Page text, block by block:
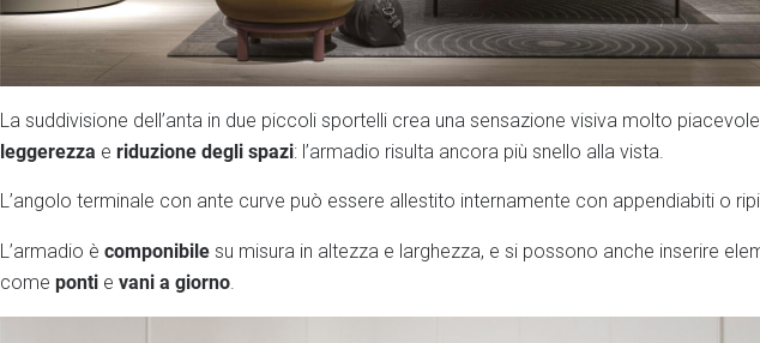
La suddivisione dell’anta in due piccoli sportelli crea una sensazione visiva molto
leggerezza e riduzione degli spazi: l’armadio risulta ancora più snello alla vista.
L’angolo terminale con ante curve può essere allestito internamente con appendiabiti o
L’armadio è componibile su misura in altezza e larghezza, e si possono anche inserire
come ponti e vani a giorno.